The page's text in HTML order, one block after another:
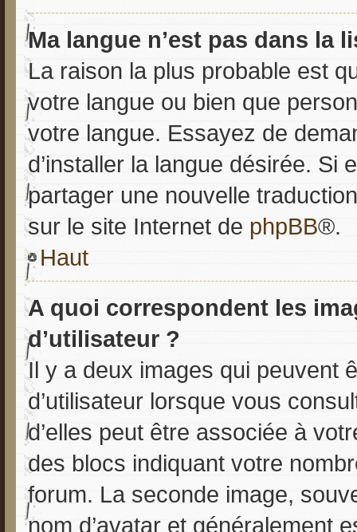
Ma langue n’est pas dans la
La raison la plus probable est
votre langue ou bien que
votre langue. Essayez de
d’installer la langue désirée. Si
partager une nouvelle
sur le site Internet de phpBB®.
Haut
A quoi correspondent les
d’utilisateur ?
Il y a deux images qui peuvent
d’utilisateur lorsque vous
d’elles peut être associée à
des blocs indiquant votre
forum. La seconde image,
nom d’avatar et généralement